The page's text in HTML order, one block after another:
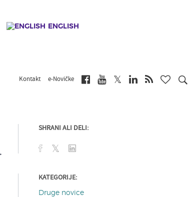
ENGLISH
Kontakt e-Novičke
SHRANI ALI DELI:
KATEGORIJE:
Druge novice